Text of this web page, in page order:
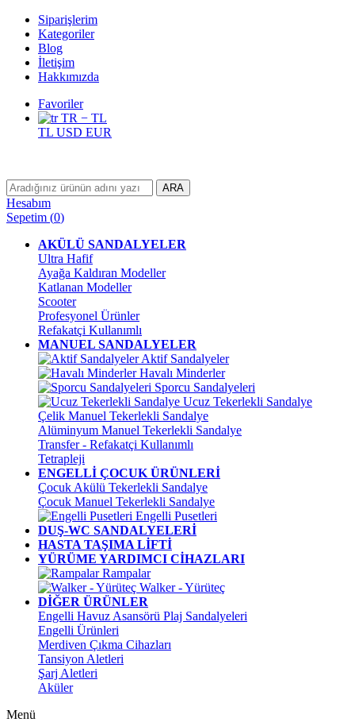
Siparişlerim
Kategoriler
Blog
İletişim
Hakkımızda
Favoriler
TR − TL
TL USD EUR
ARA
Hesabım
Sepetim (0)
AKÜLÜ SANDALYELER
Ultra Hafif
Ayağa Kaldıran Modeller
Katlanan Modeller
Scooter
Profesyonel Ürünler
Refakatçi Kullanımlı
MANUEL SANDALYELER
Aktif Sandalyeler
Havalı Minderler
Sporcu Sandalyeleri
Ucuz Tekerlekli Sandalye
Çelik Manuel Tekerlekli Sandalye
Alüminyum Manuel Tekerlekli Sandalye
Transfer - Refakatçi Kullanımlı
Tetrapleji
ENGELLİ ÇOCUK ÜRÜNLERİ
Çocuk Akülü Tekerlekli Sandalye
Çocuk Manuel Tekerlekli Sandalye
Engelli Pusetleri
DUŞ-WC SANDALYELERİ
HASTA TAŞIMA LİFTİ
YÜRÜME YARDIMCI CİHAZLARI
Rampalar
Walker - Yürüteç
DİĞER ÜRÜNLER
Engelli Havuz Asansörü Plaj Sandalyeleri
Engelli Ürünleri
Merdiven Çıkma Cihazları
Tansiyon Aletleri
Şarj Aletleri
Aküler
Menü